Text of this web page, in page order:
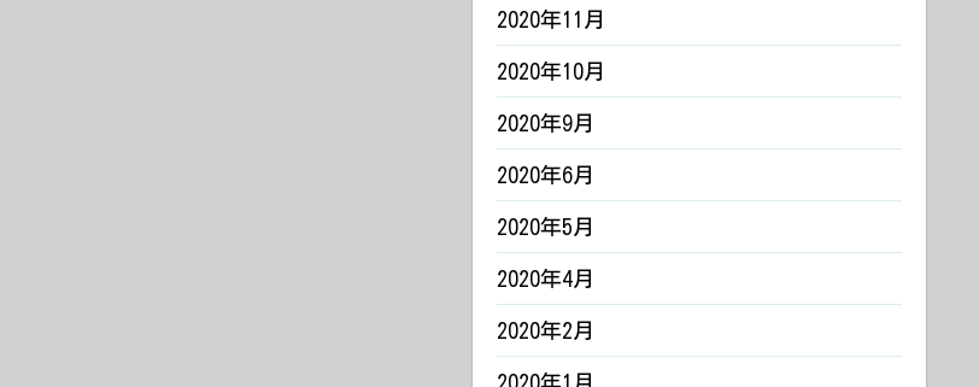
2020年11月
2020年10月
2020年9月
2020年6月
2020年5月
2020年4月
2020年2月